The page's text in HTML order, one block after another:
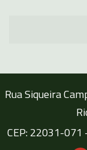
Rua Siqueira
CEP: 22031-071